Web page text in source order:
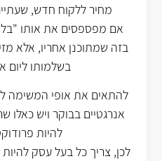
מחיר ללקוח חדש,
אם מפספסים את אותו
בזה שמתוכנן אחריו, אלא
בשלמותו ליום
להתאים את אופי המשימה
אנרגטיים בבוקר ויש
להיות
לכן, צריך כל בעל עסק